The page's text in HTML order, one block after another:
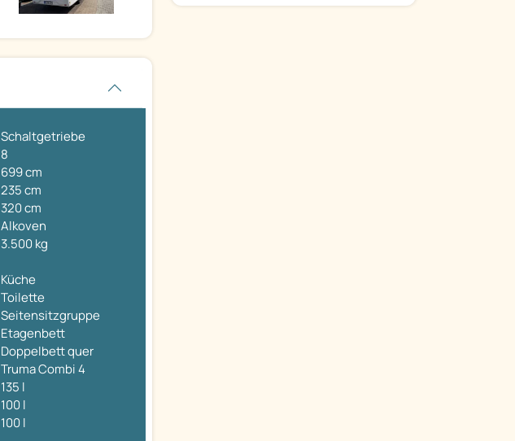
Schaltgetriebe
8
699 cm
235 cm
320 cm
Alkoven
3.500 kg
Küche
Toilette
Seitensitzgruppe
Etagenbett
Doppelbett quer
Truma Combi 4
135 l
100 l
100 l